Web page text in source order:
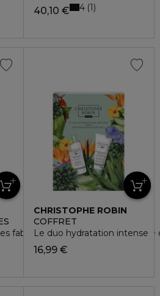
40,10 € 4 1
fabuleuses a l'huiles de graines de
CHRISTOPHE ROBIN
COFFRET
Le duo hydratation intense
16,99 €